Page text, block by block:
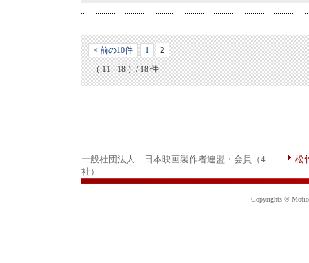
< 前の10件 1 2
（ 11 - 18 ）/ 18 件
一般社団法人 日本映画製作者連盟・会員（4
社）
松
Copyrights ©